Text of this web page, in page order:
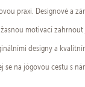
praxi. Designové a
motivací
designy a
se na jógovou cestu s